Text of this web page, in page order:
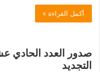
أكمل القراءة »
التجديد